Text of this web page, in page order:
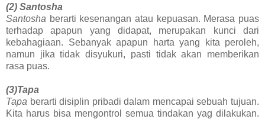
(2) Santosha
Santosha berarti kesenangan atau kepuasan. Merasa puas
terhadap apapun yang didapat, merupakan kunci dari
kebahagiaan. Sebanyak apapun harta yang kita peroleh,
namun jika tidak disyukuri, pasti tidak akan memberikan
rasa puas.
(3)Tapa
Tapa berarti disiplin pribadi dalam mencapai sebuah tujuan.
Kita harus bisa mengontrol semua tindakan yag dilakukan.